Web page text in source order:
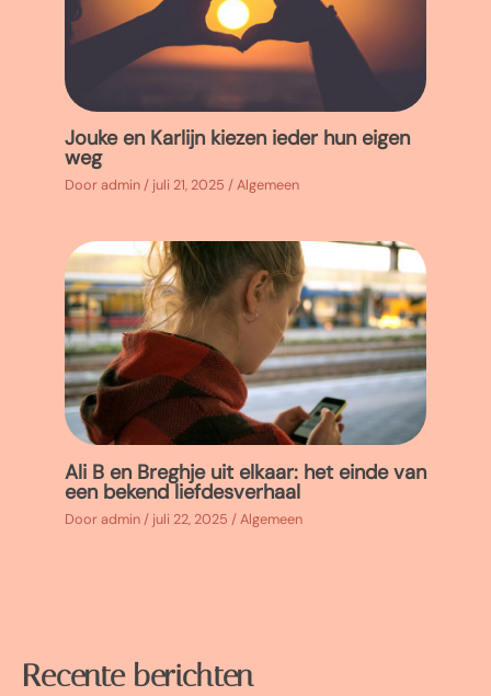
Jouke en Karlijn kiezen ieder hun eigen
weg
Dooradmin/ juli 21, 2025 /Algemeen
Ali B en Breghje uit elkaar: het einde van
een bekend liefdesverhaal
Dooradmin / juli 22, 2025 /Algemeen
Recente berichten